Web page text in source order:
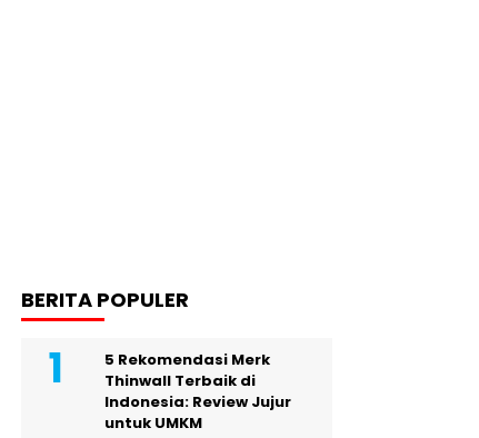
BERITA POPULER
5 Rekomendasi Merk
Thinwall Terbaik di
Indonesia: Review Jujur
untuk UMKM